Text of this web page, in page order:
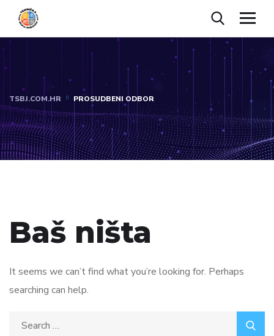
TSBJ.COM.HR PROSUDBENI ODBOR
Baš ništa
It seems we can’t find what you’re looking for. Perhaps
searching can help.